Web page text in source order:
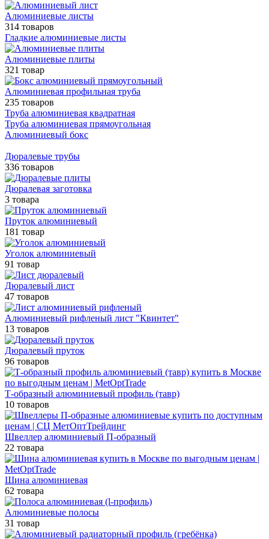
Алюминиевые листы
314 товаров
Гладкие алюминиевые листы
Алюминиевые плиты
321 товар
Алюминиевая профильная труба
235 товаров
Труба алюминиевая квадратная
Труба алюминиевая прямоугольная
Алюминиевый бокс
Дюралевые трубы
336 товаров
Дюралевая заготовка
3 товара
Пруток алюминиевый
181 товар
Уголок алюминиевый
91 товар
Дюралевый лист
47 товаров
Алюминиевый рифленый лист "Квинтет"
13 товаров
Дюралевый пруток
96 товаров
Т-образный алюминиевый профиль (тавр)
10 товаров
Швеллер алюминиевый П-образный
22 товара
Шина алюминиевая
62 товара
Алюминиевые полосы
31 товар